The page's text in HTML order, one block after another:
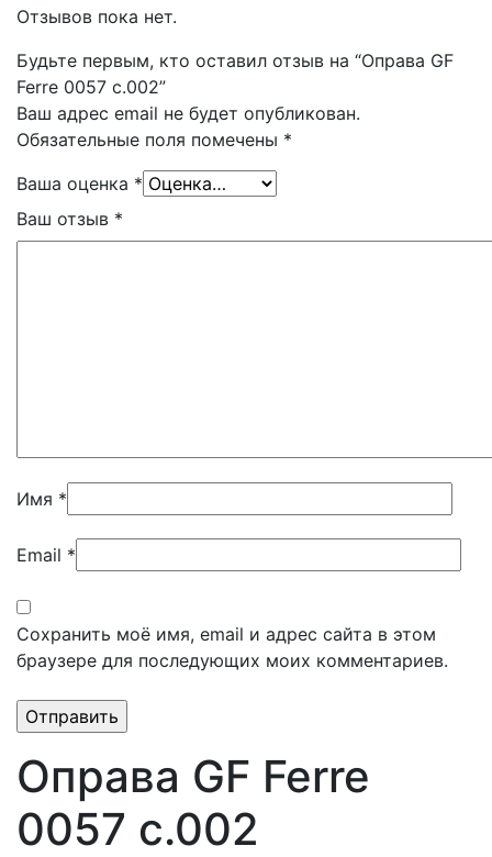
Отзывов пока нет.
Будьте первым, кто оставил отзыв на “Оправа GF
Ferre 0057 c.002”
Ваш адрес email не будет опубликован.
Обязательные поля помечены *
Ваша оценка *
Ваш отзыв *
Имя *
Email *
Сохранить моё имя, email и адрес сайта в этом
браузере для последующих моих комментариев.
Оправа GF Ferre
0057 c.002